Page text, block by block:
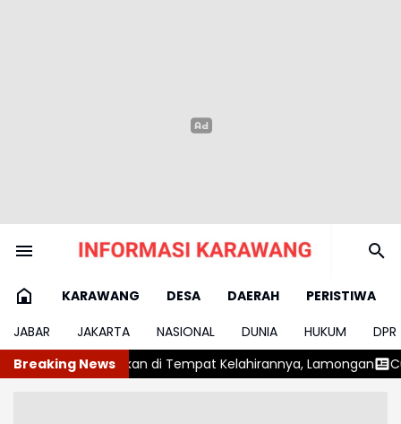
KARAWANG DESA DAERAH
PERISTIWA
JABAR
JAKARTA NASIONAL DUNIA HUKUM
DPR
Breaking News
Kelahirannya, Lamongan Cuaca Panas Ekstrem,